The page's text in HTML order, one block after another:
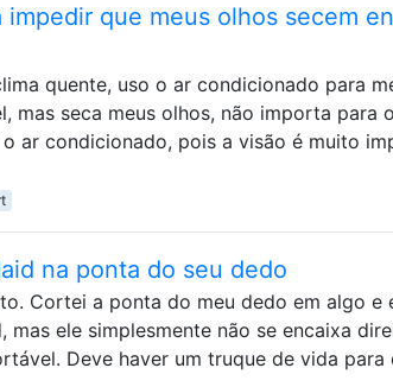
impedir que meus olhos secem
quente, uso o ar condicionado para
mas seca meus olhos, não importa para
ar condicionado, pois a visão é muito
na ponta do seu dedo
Cortei a ponta do meu dedo em algo e
mas ele simplesmente não se encaixa
Deve haver um truque de vida